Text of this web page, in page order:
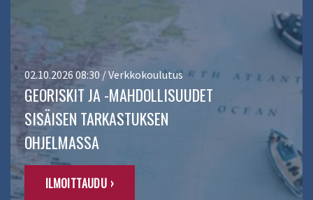
02.10.2026 08:30 / Verkkokoulutus
GEORISKIT JA -MAHDOLLISUUDET
SISÄISEN TARKASTUKSEN
OHJELMASSA
ILMOITTAUDU ›